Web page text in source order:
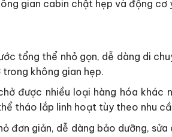
gian cabin chật hẹp và động
tổng thể nhỏ gọn, dễ dàng di
không gian hẹp.
được nhiều loại hàng hóa khác
tháo lắp linh hoạt tùy theo nhu
đơn giản, dễ dàng bảo dưỡng, sửa